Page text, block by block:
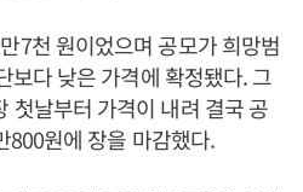
7천 원이었으며 공모가 희망범
보다 낮은 가격에 확정됐다. 그
첫날부터 가격이 내려 결국 공
원에 장을 마감했다.